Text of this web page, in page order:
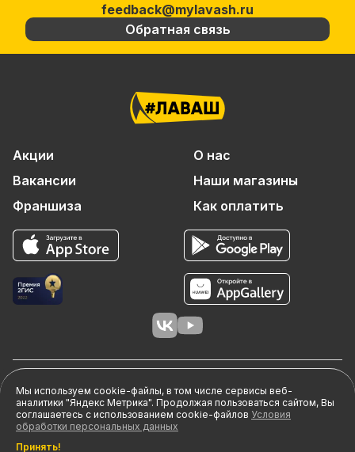
feedback@mylavash.ru
Обратная связь
Акции
О нас
Вакансии
Наши магазины
Франшиза
Как оплатить
644099 г.Омск, Набережная Тухачевского, д.16, оф.2П.
ИНН 5503197313, ОГРН 1215500015268
Правовая информация
Мы используем cookie-файлы, в том числе сервисы веб-
аналитики "Яндекс Метрика". Продолжая пользоваться сайтом, Вы
соглашаетесь с использованием cookie-файлов Условия
обработки персональных данных
Принять!